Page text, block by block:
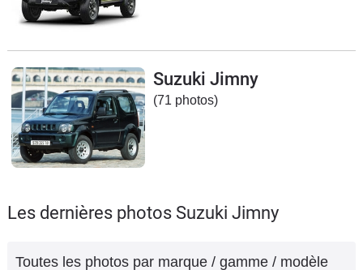
Electriques
Utilitaires
Flottes
Auto
Services
Suzuki Jimny
(71 photos)
Les dernières photos Suzuki Jimny
Toutes les photos par marque / gamme / modèle